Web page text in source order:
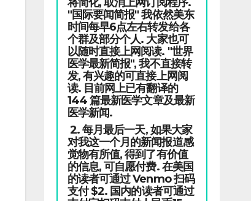
"国际要闻简报" 我依然美东
时间每早6点左右转发给各
个群及部分个人. 大家也可
以随时直接上网阅读. "世界
医学最新简报", 我不直接转
发, 有兴趣的可直接上网阅
读. 目前网上已有翻译的
144 篇最新医学文章及最新
医学新闻.
2. 每月最后一天, 如果大家
对我这一个月的新闻报道感
觉物有所值, 得到了有价值
的信息, 可自愿付费. 在美国
的读者可通过 Venmo 扫码
支付 $2. 国内的读者可通过